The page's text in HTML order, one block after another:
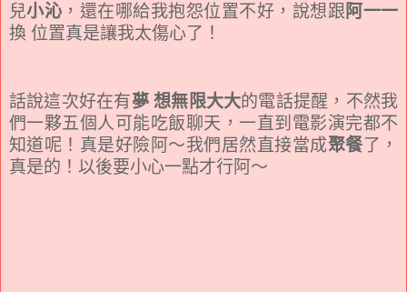
兒小沁 ，還在哪給我抱怨位置不好，說想跟阿一一
換 位置真是讓我太傷心了！
話說這次好在有夢 想無限大大的電話提醒，不然我
們一夥五個人可能吃飯聊天，一直到電影演完都不
知道呢！真是好險阿～我們居然直接當成聚餐了，
真是的！以後要小心一點才行阿～